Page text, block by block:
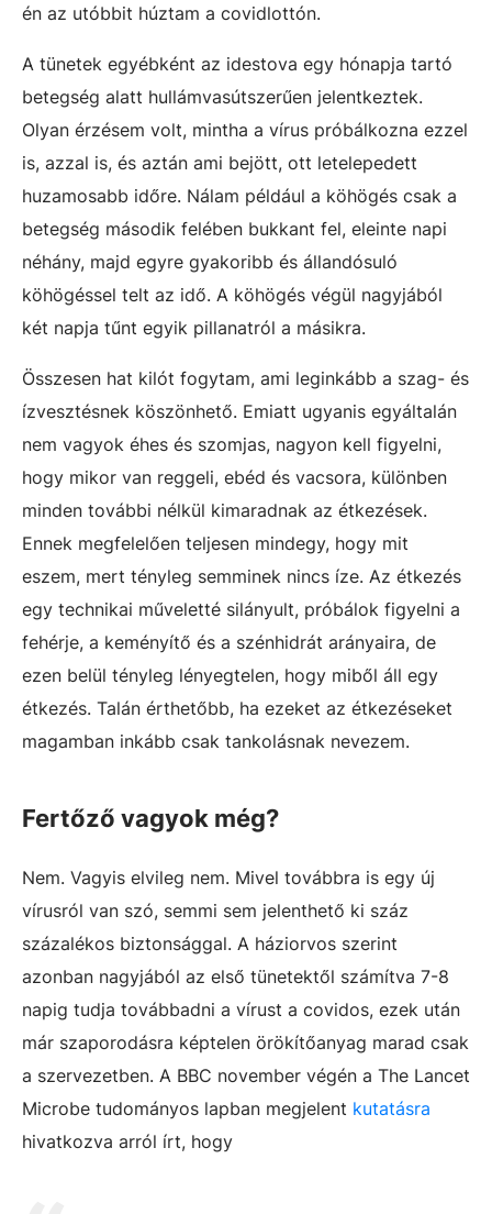
én az utóbbit húztam a covidlottón.
A tünetek egyébként az idestova egy hónapja tartó
betegség alatt hullámvasútszerűen jelentkeztek.
Olyan érzésem volt, mintha a vírus próbálkozna ezzel
is, azzal is, és aztán ami bejött, ott letelepedett
huzamosabb időre. Nálam például a köhögés csak a
betegség második felében bukkant fel, eleinte napi
néhány, majd egyre gyakoribb és állandósuló
köhögéssel telt az idő. A köhögés végül nagyjából
két napja tűnt egyik pillanatról a másikra.
Összesen hat kilót fogytam, ami leginkább a szag- és
ízvesztésnek köszönhető. Emiatt ugyanis egyáltalán
nem vagyok éhes és szomjas, nagyon kell figyelni,
hogy mikor van reggeli, ebéd és vacsora, különben
minden további nélkül kimaradnak az étkezések.
Ennek megfelelően teljesen mindegy, hogy mit
eszem, mert tényleg semminek nincs íze. Az étkezés
egy technikai műveletté silányult, próbálok figyelni a
fehérje, a keményítő és a szénhidrát arányaira, de
ezen belül tényleg lényegtelen, hogy miből áll egy
étkezés. Talán érthetőbb, ha ezeket az étkezéseket
magamban inkább csak tankolásnak nevezem.
Fertőző vagyok még?
Nem. Vagyis elvileg nem. Mivel továbbra is egy új
vírusról van szó, semmi sem jelenthető ki száz
százalékos biztonsággal. A háziorvos szerint
azonban nagyjából az első tünetektől számítva 7-8
napig tudja továbbadni a vírust a covidos, ezek után
már szaporodásra képtelen örökítőanyag marad csak
a szervezetben. A BBC november végén a The Lancet
Microbe tudományos lapban megjelent kutatásra
hivatkozva arról írt, hogy